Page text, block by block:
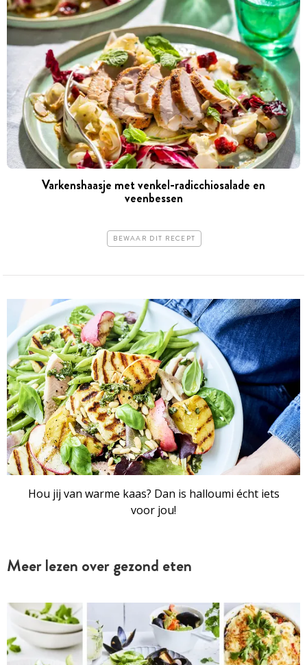
Varkenshaasje met venkel-radicchiosalade en
veenbessen
BEWAAR DIT RECEPT
Hou jij van warme kaas? Dan is halloumi écht iets
voor jou!
Meer lezen over gezond eten